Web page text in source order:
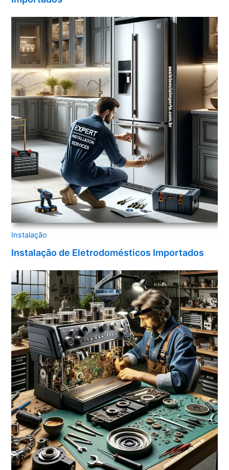
Instalação
Instalação de Eletrodomésticos Importados